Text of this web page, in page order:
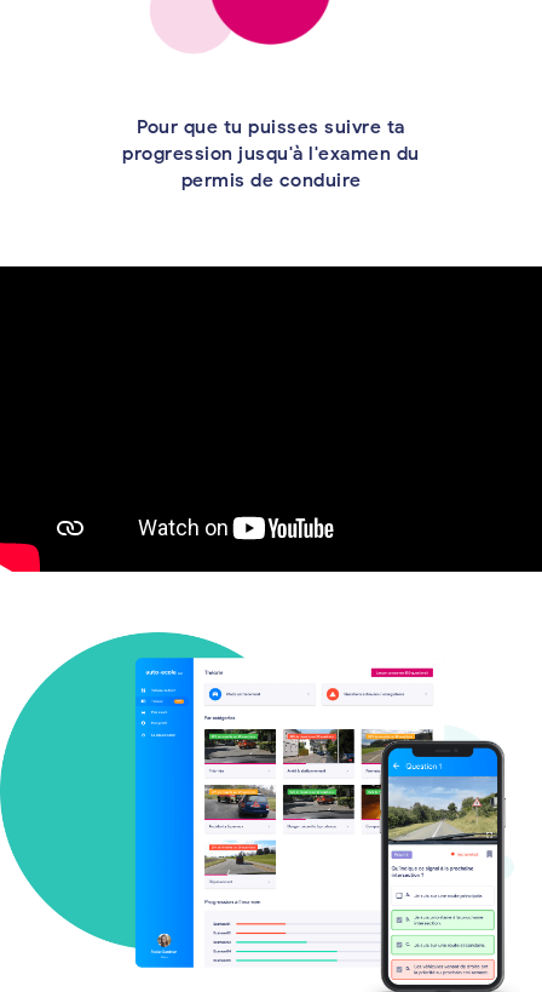
Pour que tu puisses suivre ta
progression jusqu'à l'examen du
permis de conduire